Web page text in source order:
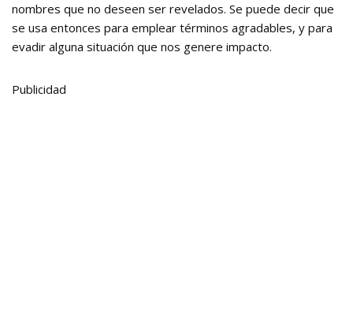
nombres que no deseen ser revelados. Se puede decir que
se usa entonces para emplear términos agradables, y para
evadir alguna situación que nos genere impacto.
Publicidad